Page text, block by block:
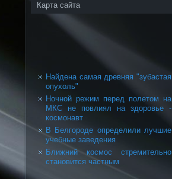
Карта сайта
Найдена самая древняя "зубастая
опухоль"
Ночной режим перед полетом на
МКС не повлиял на здоровье -
космонавт
В Белгороде определили лучшие
учебные заведения
Ближний космос стремительно
становится частным